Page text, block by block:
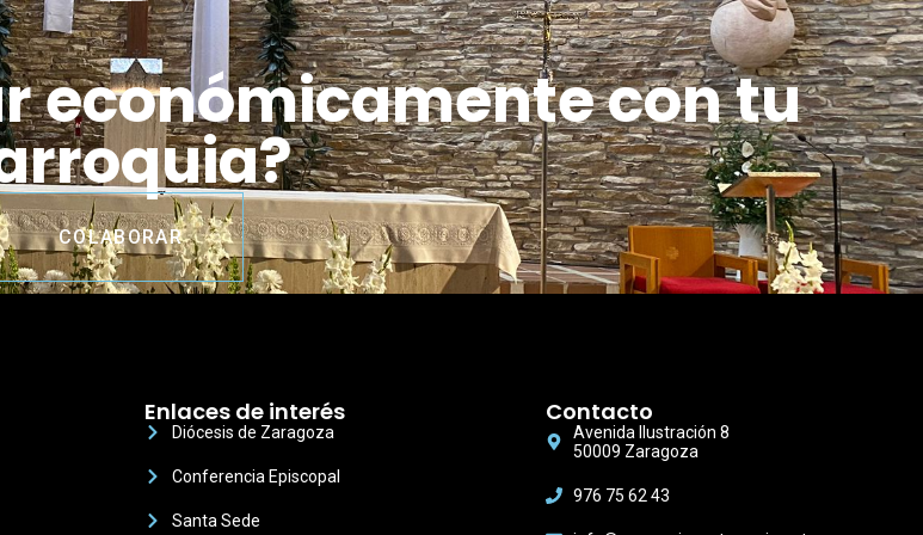
económicamente con tu
COLABORAR
Enlaces de interés
Diócesis de Zaragoza
Conferencia Episcopal
Santa Sede
Contacto
Avenida Ilustración 8
50009 Zaragoza
976 75 62 43